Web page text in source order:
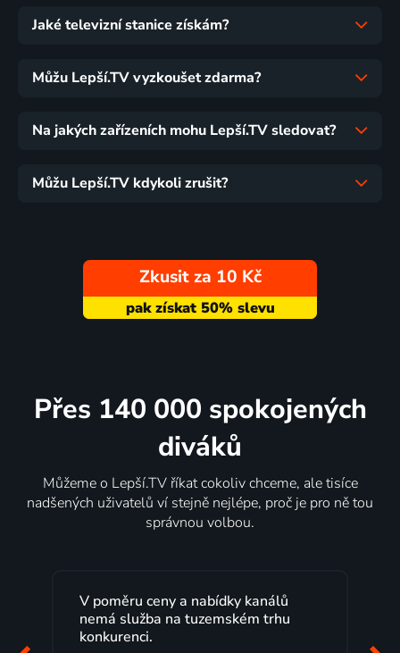
Jaké televizní stanice získám?
Můžu Lepší.TV vyzkoušet zdarma?
Na jakých zařízeních mohu Lepší.TV sledovat?
Můžu Lepší.TV kdykoli zrušit?
Zkusit za 10 Kč
Přes 140 000 spokojených
diváků
Můžeme o Lepší.TV říkat cokoliv chceme, ale tisíce
nadšených uživatelů ví stejně nejlépe, proč je pro ně tou
správnou volbou.
Lepší.TV sleduji už několik let s
maximální spokojeností. Velký výběr
programů a nemuset běžet k TV na